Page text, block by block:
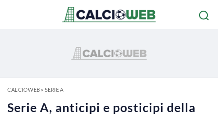
CALCIOWEB» SERIE A
Serie A, anticipi e posticipi della